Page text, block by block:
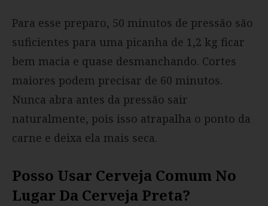
Para esse preparo, 50 minutos de pressão são
suficientes para uma picanha de 1,2 kg ficar
bem macia e quase desmanchando. Cortes
maiores podem precisar de 60 minutos.
Nunca abra antes da pressão sair
naturalmente, pois isso atrapalha o ponto da
carne e deixa ela mais seca.
Posso Usar Cerveja Comum No
Lugar Da Cerveja Preta?